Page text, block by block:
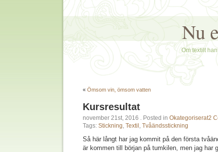
Nu
Om textilt
« Ömsom vin, ömsom vatten
Kursresultat
november 21st, 2016 . Posted in Okategoriserat2
Tags: Stickning, Textil , Tvåändsstickning
Så här långt har jag kommit på den första
är kommen till början på tumkilen, men jag har